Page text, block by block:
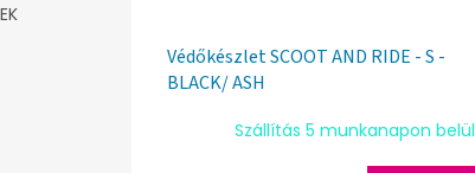
Védőkészlet SCOOT AND RIDE - S -
BLACK/ ASH
Szállítás 5 munkanapon belül